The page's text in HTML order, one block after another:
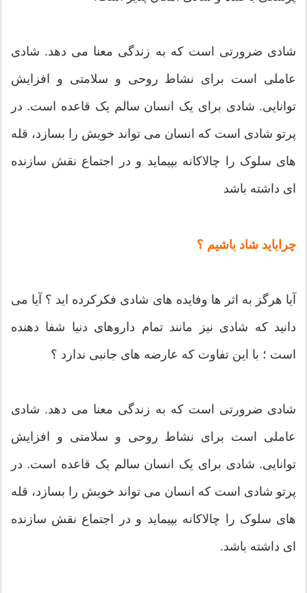
شادی ضرورتی است که به زندگی معنا می دهد. شادی
عاملی است برای نشاط روحی و سلامتی و افزایش
توانایی. شادی برای یک انسان سالم یک قاعده است. در
پرتو شادی است که انسان می تواند خویش را بسازد، قله
های سلوک را چالاکانه بپیماید و در اجتماع نقش سازنده
ای داشته باشد
چراباید شاد باشیم ؟
آیا هرگز به اثر ها وفایده های شادی فکرکرده اید ؟ آیا می
دانید که شادی نیز مانند تمام داروهای دنیا شفا دهنده
است ؛ با این تفاوت که عارضه های جانبی ندارد ؟
شادی ضرورتی است که به زندگی معنا می دهد. شادی
عاملی است برای نشاط روحی و سلامتی و افزایش
توانایی. شادی برای یک انسان سالم یک قاعده است. در
پرتو شادی است که انسان می تواند خویش را بسازد، قله
های سلوک را چالاکانه بپیماید و در اجتماع نقش سازنده
ای داشته باشد.